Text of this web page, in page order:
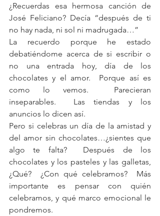
¿Recuerdas esa hermosa canción de
José Feliciano? Decía “después de ti
no hay nada, ni sol ni madrugada…”
La recuerdo porque he estado
debatiéndome acerca de si escribir o
no una entrada hoy, día de los
chocolates y el amor.  Porque así es
como lo vemos.  Parecieran
inseparables.  Las tiendas y los
anuncios lo dicen así.
Pero si celebras un día de la amistad y
del amor sin chocolates…¿sientes que
algo te falta?  Después de los
chocolates y los pasteles y las galletas,
¿Qué?  ¿Con qué celebramos?  Más
importante es pensar con quién
celebramos, y qué marco emocional le
pondremos.